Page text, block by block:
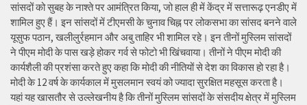
सांसदों को सुबह के नाश्ते पर आमंत्रित किया, जो हाल ही में केंद्र में सत्तारूढ़ एनडीए में
शामिल हुए हैं। इन सांसदों में टीएमसी के चुनाव चिह्न पर लोकसभा का सांसद बनने वाले
यूसुफ पठान, खलीलुर्रहमान और अबु ताहिर भी शामिल रहे। इन तीनों मुस्लिम सांसदों
ने पीएम मोदी के पास खड़े होकर गर्व से फोटो भी खिंचवाया। तीनों ने पीएम मोदी की
कार्यशैली की प्रशंसा करते हुए कहा कि मोदी की नीतियों से देश का विकास हो रहा है।
मोदी के 12 वर्ष के कार्यकाल में मुसलमान स्वयं को ज्यादा सुरक्षित महसूस करता है।
यहां यह खासतौर से उल्लेखनीय है कि तीनों मुस्लिम सांसदों के संसदीय क्षेत्र में मुस्लिम